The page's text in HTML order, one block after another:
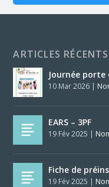
ARTICLES RÉCENTS
Journée porte
10 Mar 2026 |
EARS – 3PF
19 Fév 2025 |
Fiche de
19 Fév 2025 |